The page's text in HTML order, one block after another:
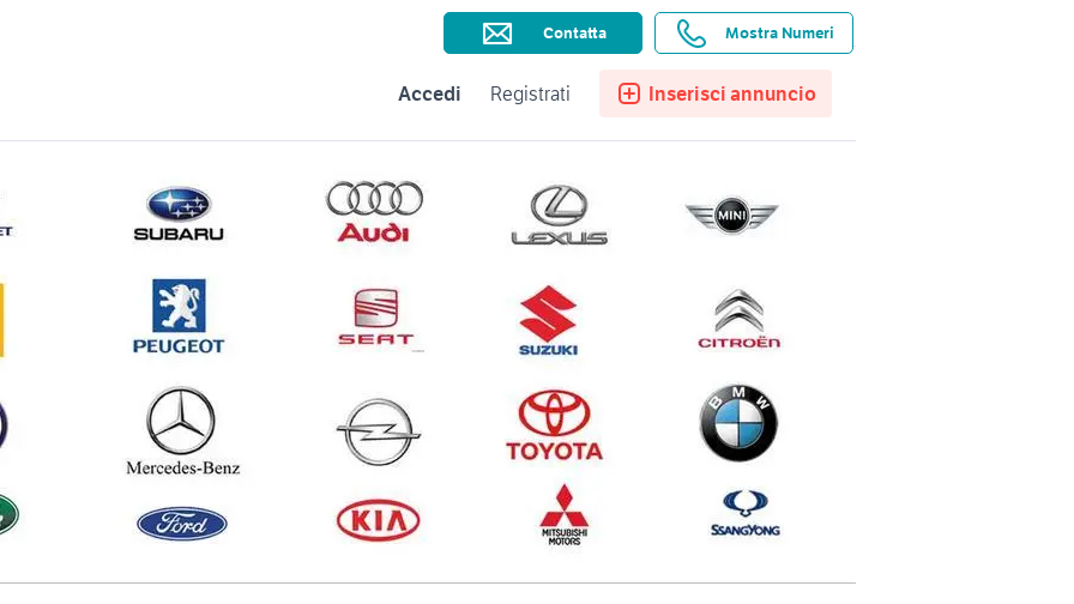
Subito per le Aziende Assistenza Ricerche salvate Preferiti
Accedi Registrati Inserisci annuncio
Contatta Mostra Numeri